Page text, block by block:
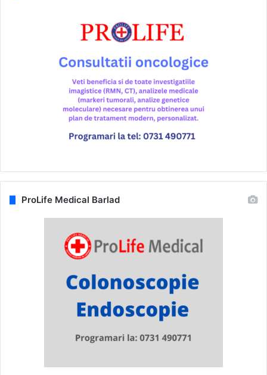
ProLife Medical Barlad